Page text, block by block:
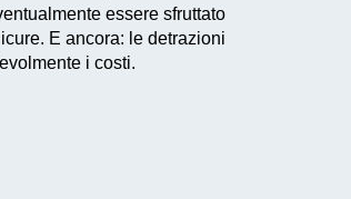
essere sfruttato
E ancora: le detrazioni
i costi.